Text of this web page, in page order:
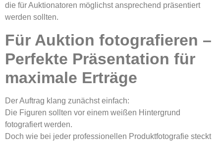
die für Auktionatoren möglichst ansprechend präsentiert
werden sollten.
Für Auktion fotografieren –
Perfekte Präsentation für
maximale Erträge
Der Auftrag klang zunächst einfach:
Die Figuren sollten vor einem weißen Hintergrund
fotografiert werden.
Doch wie bei jeder professionellen Produktfotografie steckt